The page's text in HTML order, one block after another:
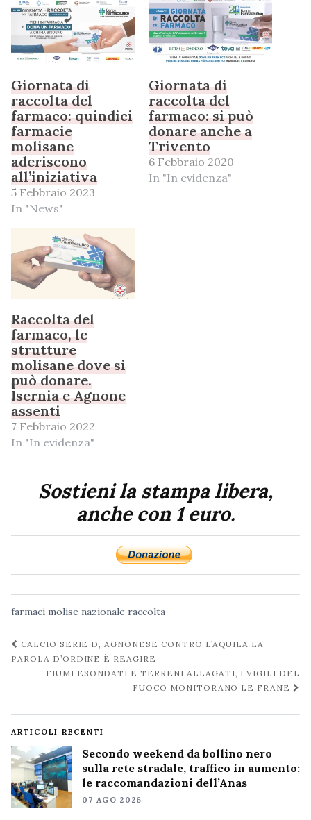
Giornata di
raccolta del
farmaco: quindici
farmacie
molisane
aderiscono
all’iniziativa
5 Febbraio 2023
In "News"
Giornata di
raccolta del
farmaco: si può
donare anche a
Trivento
6 Febbraio 2020
In "In evidenza"
Raccolta del
farmaco, le
strutture
molisane dove si
può donare.
Isernia e Agnone
assenti
7 Febbraio 2022
In "In evidenza"
Sostieni la stampa libera,
anche con 1 euro.
farmaci molise nazionale raccolta
Navigazione
post
CALCIO SERIE D, AGNONESE CONTRO L’AQUILA LA
PAROLA D’ORDINE È REAGIRE
FIUMI ESONDATI E TERRENI ALLAGATI, I VIGILI DEL
FUOCO MONITORANO LE FRANE
ARTICOLI RECENTI
Secondo weekend da bollino nero
sulla rete stradale, traffico in aumento:
le raccomandazioni dell’Anas
07 AGO 2026